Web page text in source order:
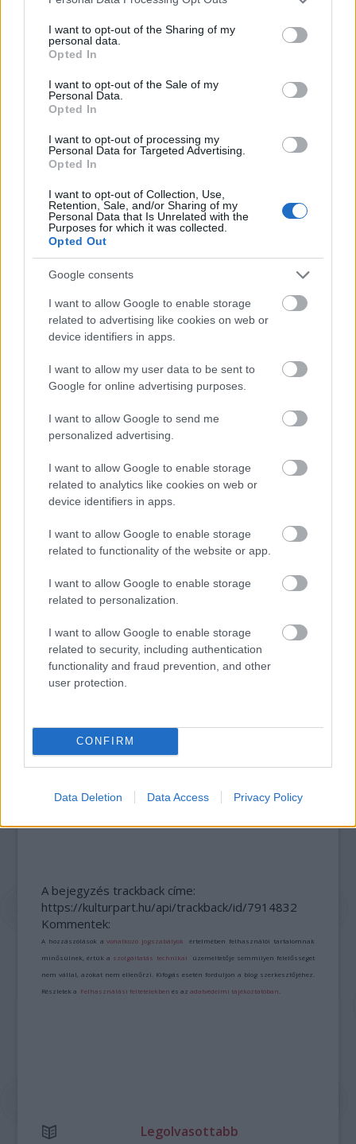
not limited to your visit or usage behaviour. You may click to
grant or deny consent to Google and its third-party tags to
use your data for below specified purposes in below Google
consent section.
I want to opt-out of the Sharing of my
personal data.
Opted In
I want to opt-out of the Sale of my
Personal Data.
Opted In
I want to opt-out of processing my
Personal Data for Targeted Advertising.
Opted In
I want to opt-out of Collection, Use,
Retention, Sale, and/or Sharing of my
Personal Data that Is Unrelated with the
Purposes for which it was collected.
Opted Out
Google consents
I want to allow Google to enable storage
related to advertising like cookies on web or
device identifiers in apps.
I want to allow my user data to be sent to
Google for online advertising purposes.
I want to allow Google to send me
personalized advertising.
I want to allow Google to enable storage
related to analytics like cookies on web or
device identifiers in apps.
I want to allow Google to enable storage
related to functionality of the website or app.
I want to allow Google to enable storage
related to personalization.
I want to allow Google to enable storage
related to security, including authentication
functionality and fraud prevention, and other
user protection.
CONFIRM
Data Deletion Data Access Privacy Policy
ban Szekszárd városának ajándékozta közös
budapesti lakásuk berendezési tárgyainak
teremtette meg a szekszárdi Irodalom Háza -
Mészöly Miklós Múzeum alapjait. A Mészöly
2004. január 19.-e óta kerül minden évben
megrendezése - ezen a napon adják a
alapított Mészöly Miklós Emlékplakettet.
Forrás:
Irodalom Születésnap Mészöly Miklós
VECSEI H. MIKLÓS A ZSÁMBÉKI NYÁRI
SZÍNHÁZRÓL
ERDŐ VAN IDEBENN: TÓTH MARCSI AZ ÚJ
MARGÓ-DÍJAS
A bejegyzés trackback címe:
https://kulturpart.hu/api/trackback/id/7914832
Kommentek:
A hozzászólások avonatkozó jogszabályok értelmében felhasználói tartalomnak
minősülnek, értük a szolgáltatás technikai üzemeltetője semmilyen felelősséget
nem vállal, azokat nem ellenőrzi. Kifogás esetén forduljon a blog szerkesztőjéhez.
Részletek a Felhasználási feltételekben és azadatvédelmi tájékoztatóban
Legolvasottabb